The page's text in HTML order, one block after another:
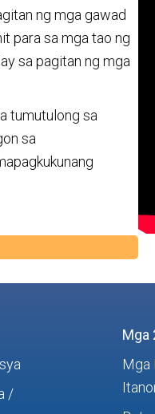
ng mga gawad
para sa mga tao ng
sa pagitan ng mga
tumutulong sa
sa
/
Mga
Mga